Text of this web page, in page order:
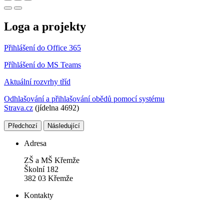
Loga a projekty
Přihlášení do Office 365
Příhlášení do MS Teams
Aktuální rozvrhy tříd
Odhlašování a přihlašování obědů pomocí systému
Strava.cz (jídelna 4692)
Předchozí Následující
Adresa
ZŠ a MŠ Křemže
Školní 182
382 03 Křemže
Kontakty